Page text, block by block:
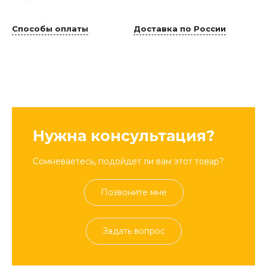
Способы оплаты Доставка по России
Нужна консультация?
Сомневаетесь, подойдет ли вам этот товар?
Позвоните мне
Задать вопрос